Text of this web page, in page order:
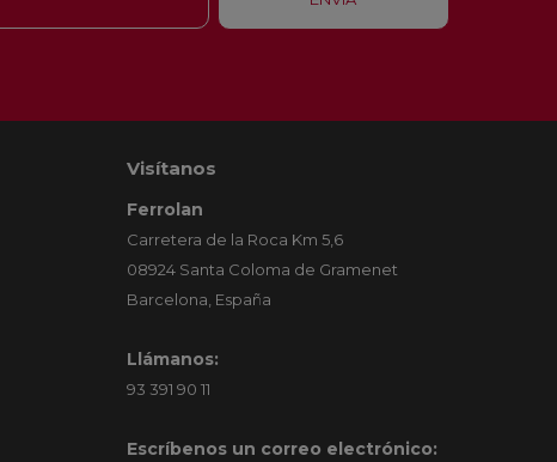
Visítanos
Ferrolan
Carretera de la Roca Km 5,6
08924 Santa Coloma de Gramenet
Barcelona, España
Llámanos:
93 391 90 11
Escríbenos un correo electrónico: